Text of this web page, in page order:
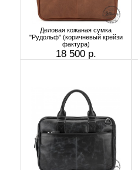
Деловая кожаная сумка
"Рудольф" (коричневый крейзи
фактура)
18 500 р.